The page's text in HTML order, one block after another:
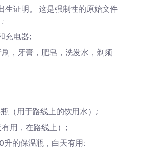
生证明。 这是强制性的原始文件
;
充电器;
，牙膏，肥皂，洗发水，剃须
（用于路线上的饮用水）;
用，在路线上）;
升的保温瓶，白天有用;